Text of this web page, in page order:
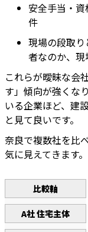
安全手当・
件
現場の段取
者なのか、現
これらが曖昧な会
す」傾向が強くな
いる企業ほど、建
と見て良いです。
奈良で複数社を比
気に見えてきます。
比較軸
A社 住宅主体